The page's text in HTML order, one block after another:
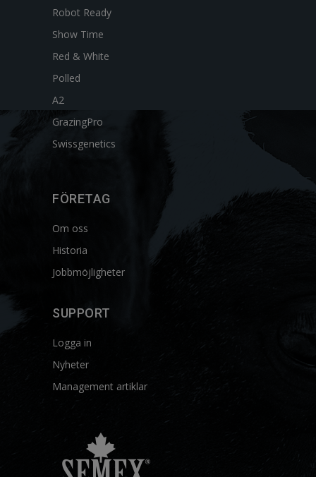
Robot Ready
Show Time
Red & White
Polled
A2
GrazingPro
Swissgenetics
FÖRETAG
Om oss
Historia
Jobbmöjligheter
SUPPORT
Logga in
Nyheter
Management artiklar